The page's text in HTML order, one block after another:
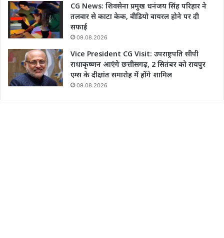
CG News: शिवसेना प्रमुख धनंजय सिंह परिहार ने
तलवार से काटा केक, वीडियो वायरल होने पर दी
सफाई
09.08.2026
Vice President CG Visit: उपराष्ट्रपति सीपी
राधाकृष्णन आएंगे छत्तीसगढ़, 2 सितंबर को रायपुर
एम्स के दीक्षांत समारोह में होंगे शामिल
09.08.2026